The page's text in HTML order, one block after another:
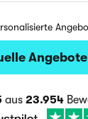
aus 23.954